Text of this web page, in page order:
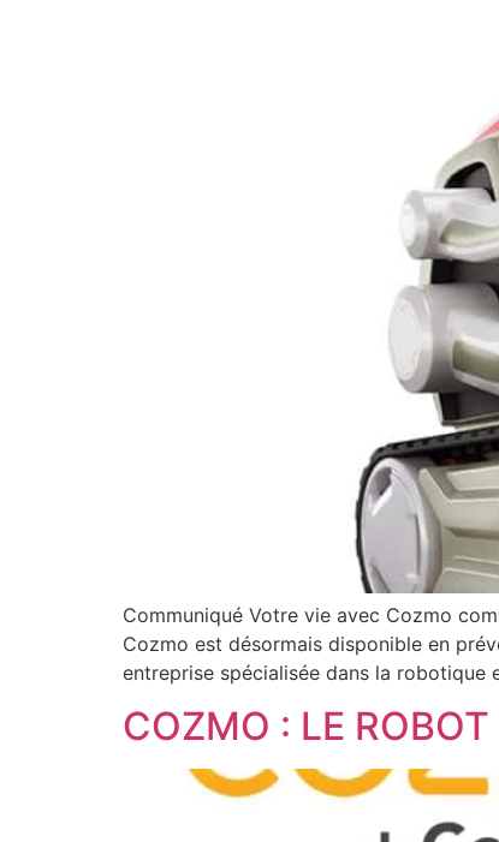
Communiqué Votre vie avec Cozmo
Cozmo est désormais disponible en
entreprise spécialisée dans la
COZMO : LE